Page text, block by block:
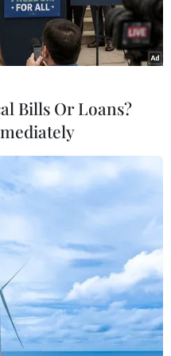
(Ảnh: rfer)
31/8 trích dẫn dữ
hàng không Liên
trực thăng của
phi hành đoàn và 19
đảo Kamchatka
Bills Or Loans?